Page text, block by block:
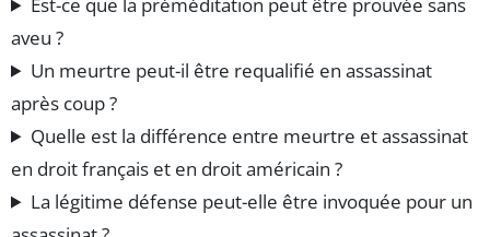
aveu ?
Un meurtre peut-il être requalifié en assassinat
après coup ?
Quelle est la différence entre meurtre et assassinat
en droit français et en droit américain ?
La légitime défense peut-elle être invoquée pour un